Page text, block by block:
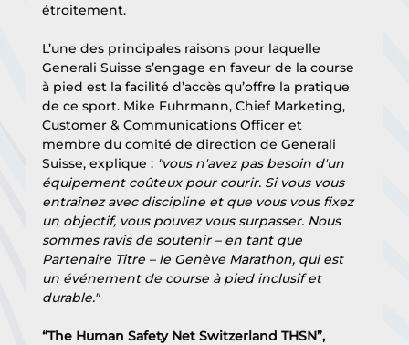
étroitement.
L’une des principales raisons pour laquelle
Generali Suisse s’engage en faveur de la course
à pied est la facilité d’accès qu’offre la pratique
de ce sport. Mike Fuhrmann, Chief Marketing,
Customer & Communications Officer et
membre du comité de direction de Generali
Suisse, explique : "vous n'avez pas besoin d'un
équipement coûteux pour courir. Si vous vous
entraînez avec discipline et que vous vous fixez
un objectif, vous pouvez vous surpasser. Nous
sommes ravis de soutenir – en tant que
Partenaire Titre – le Genève Marathon, qui est
un événement de course à pied inclusif et
durable."
“The Human Safety Net Switzerland THSN”,